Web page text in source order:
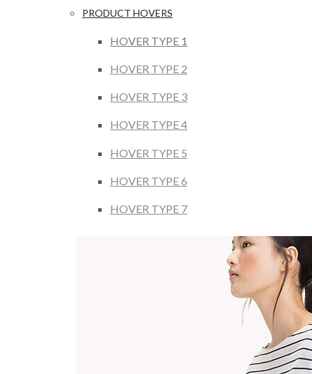
PRODUCT HOVERS
HOVER TYPE 1
HOVER TYPE 2
HOVER TYPE 3
HOVER TYPE 4
HOVER TYPE 5
HOVER TYPE 6
HOVER TYPE 7